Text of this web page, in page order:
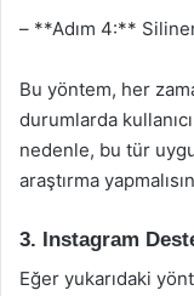
– **Adım 4:**
Bu yöntem, her
durumlarda
nedenle, bu tür
araştırma
3. Instagram
Eğer yukarıdaki